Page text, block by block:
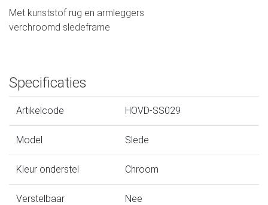
Met kunststof rug en armleggers
verchroomd sledeframe
Specificaties
Artikelcode HOVD-SS029
Model Slede
Kleur onderstel Chroom
Verstelbaar Nee